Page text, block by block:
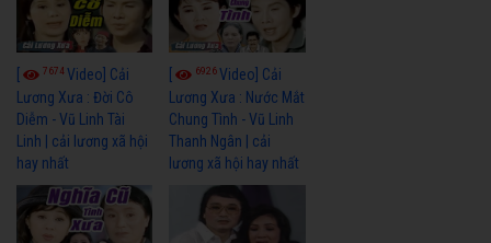
7674Video] Cải
Lương Xưa : Đời Cô
Diễm - Vũ Linh Tài
Linh | cải lương xã hội
hay nhất
6926Video] Cải
Lương Xưa : Nước Mắt
Chung Tình - Vũ Linh
Thanh Ngân | cải
lương xã hội hay nhất